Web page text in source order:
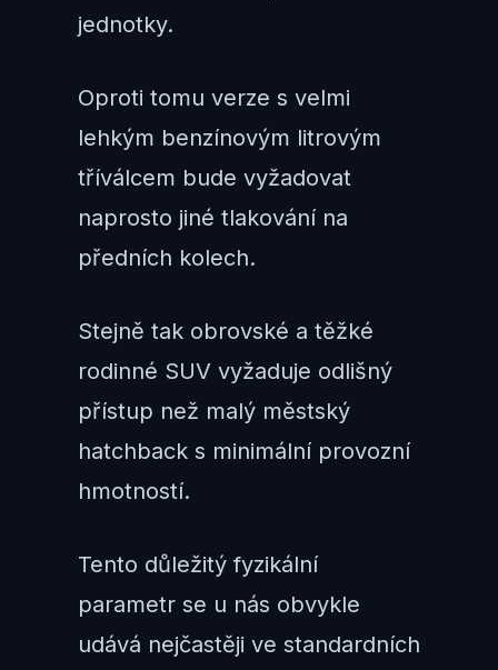
jednotky.
Oproti tomu verze s velmi
lehkým benzínovým litrovým
tříválcem bude vyžadovat
naprosto jiné tlakování na
předních kolech.
Stejně tak obrovské a těžké
rodinné SUV vyžaduje odlišný
přístup než malý městský
hatchback s minimální provozní
hmotností.
Tento důležitý fyzikální
parametr se u nás obvykle
udává nejčastěji ve standardních